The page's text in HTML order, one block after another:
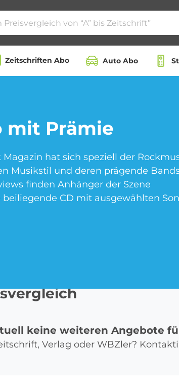
Zeitschriften Abo Auto Abo
Dating App Abo
Streaming Abo
mit Prämie
Magazin hat sich speziell der
Musikstil und deren prägende
finden Anhänger der Szene
CD mit ausgewählten
keine weiteren Angebote
Verlag oder WBZler?